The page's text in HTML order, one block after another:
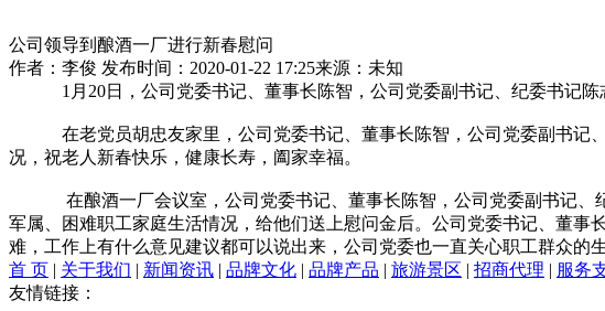
公司领导到酿酒一厂进行新春慰问
作者：李俊 发布时间：2020-01-22 17:25来源：未知
1月20日，公司党委书记、董事长陈智，公司党委副书记、纪委书记陈
在老党员胡忠友家里，公司党委书记、董事长陈智，公司党委副书记、
况，祝老人新春快乐，健康长寿，阖家幸福。
在酿酒一厂会议室，公司党委书记、董事长陈智，公司党委副书记、纪
军属、困难职工家庭生活情况，给他们送上慰问金后。公司党委书记、董
难，工作上有什么意见建议都可以说出来，公司党委也一直关心职工群众的
首 页 | 关于我们 | 新闻资讯 | 品牌文化 | 品牌产品 | 旅游景区 | 招商代理 | 服务
友情链接：